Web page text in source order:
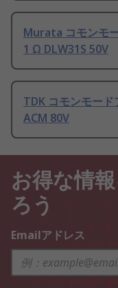
Murata コモンモ
1 Ω DLW31S 50V
TDK コモンモー
ACM 80V
お得な情
ろう
Emailアドレス